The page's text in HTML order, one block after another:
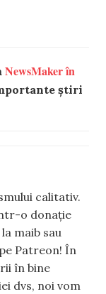
NewsMaker în
știri
calitativ.
o donație
maib sau
Patreon! În
în bine
dvs, noi vom